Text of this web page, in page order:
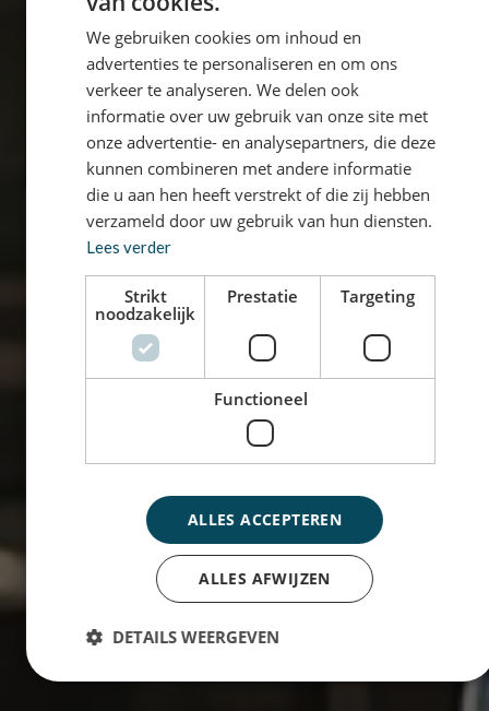
We gebruiken cookies om inhoud en
advertenties te personaliseren en om ons
verkeer te analyseren. We delen ook
informatie over uw gebruik van onze site met
onze advertentie- en analysepartners, die deze
kunnen combineren met andere informatie
die u aan hen heeft verstrekt of die zij hebben
verzameld door uw gebruik van hun diensten.
Lees verder
Strikt
noodzakelijk
Prestatie Targeting
Functioneel
ALLES ACCEPTEREN
ALLES AFWIJZEN
DETAILS WEERGEVEN